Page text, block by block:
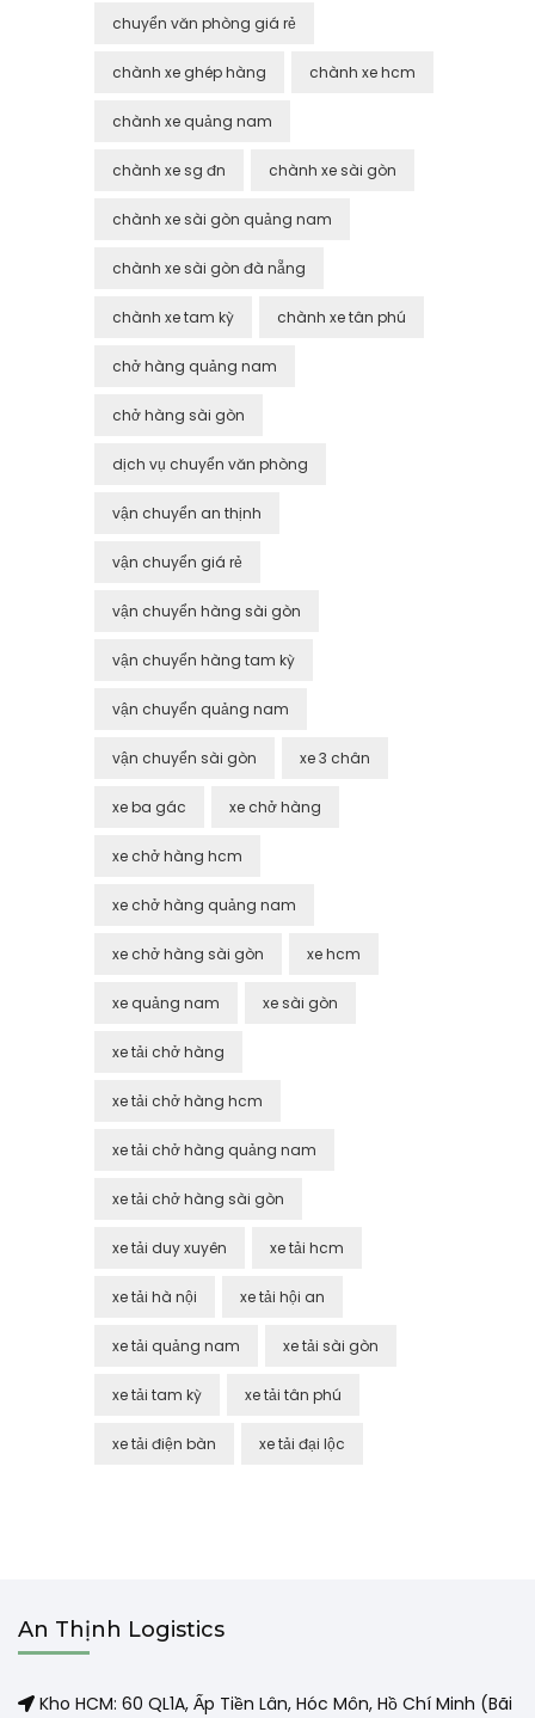
chuyển văn phòng giá rẻ
chành xe ghép hàng chành xe hcm
chành xe quảng nam
chành xe sg đn chành xe sài gòn
chành xe sài gòn quảng nam
chành xe sài gòn đà nẵng
chành xe tam kỳ chành xe tân phú
chở hàng quảng nam
chở hàng sài gòn
dịch vụ chuyển văn phòng
vận chuyển an thịnh
vận chuyển giá rẻ
vận chuyển hàng sài gòn
vận chuyển hàng tam kỳ
vận chuyển quảng nam
vận chuyển sài gòn xe 3 chân
xe ba gác xe chở hàng
xe chở hàng hcm
xe chở hàng quảng nam
xe chở hàng sài gòn xe hcm
xe quảng nam xe sài gòn
xe tải chở hàng
xe tải chở hàng hcm
xe tải chở hàng quảng nam
xe tải chở hàng sài gòn
xe tải duy xuyên xe tải hcm
xe tải hà nội xe tải hội an
xe tải quảng nam xe tải sài gòn
xe tải tam kỳ xe tải tân phú
xe tải điện bàn xe tải đại lộc
An Thịnh Logistics
Kho HCM: 60 QL1A, Ấp Tiền Lân, Hóc Môn, Hồ Chí Minh (Bãi